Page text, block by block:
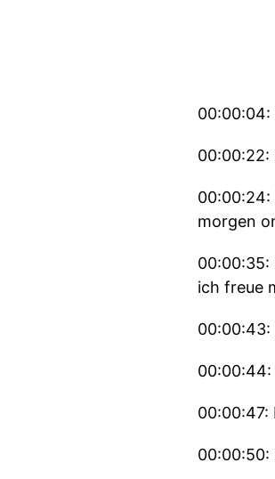
00:00:04:
00:00:22:
00:00:24:
morgen
00:00:35:
ich freue
00:00:43:
00:00:44:
00:00:47:
00:00:50: